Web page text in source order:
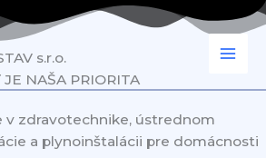
s.r.o.
JE NAŠA PRIORITA
v zdravotechnike, ústrednom
a plynoinštalácii pre domácnosti